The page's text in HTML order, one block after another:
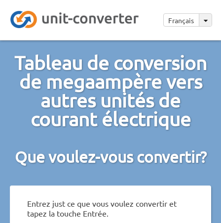
Français
Tableau de conversion
de megaampère vers
autres unités de
courant électrique
Que voulez-vous convertir?
Entrez just ce que vous voulez convertir et
tapez la touche Entrée.